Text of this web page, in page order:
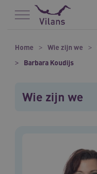
Naar hoofdinhoud
Naar footer
Home Wie zijn we
Barbara Koudijs
Wie zijn we